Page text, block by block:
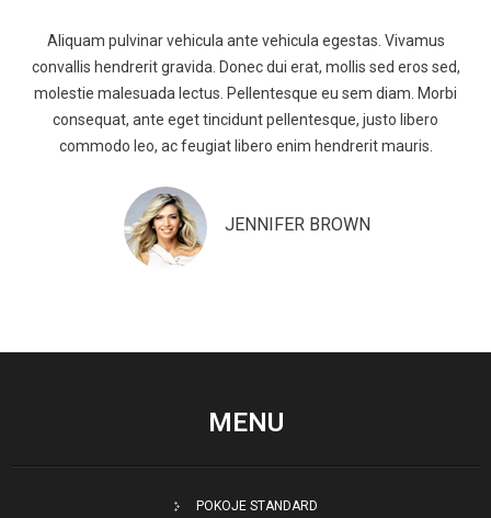
Aliquam pulvinar vehicula ante vehicula egestas. Vivamus
convallis hendrerit gravida. Donec dui erat, mollis sed eros sed,
molestie malesuada lectus. Pellentesque eu sem diam. Morbi
consequat, ante eget tincidunt pellentesque, justo libero
commodo leo, ac feugiat libero enim hendrerit mauris.
JENNIFER BROWN
MENU
POKOJE STANDARD